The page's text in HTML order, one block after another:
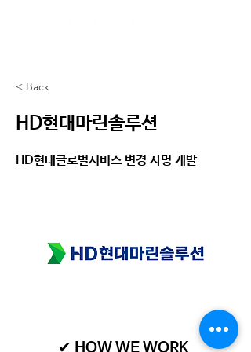
< Back
HD현대마린솔루션
HD현대글로벌서비스 변경 사명 개발